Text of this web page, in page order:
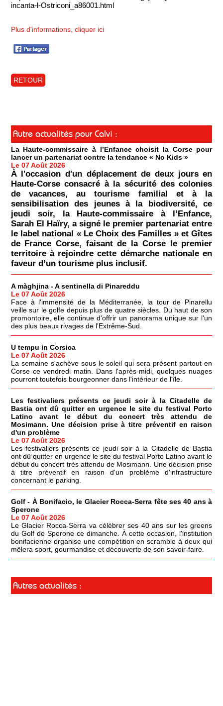
incanta-l-Ostriconi_a86001.html
Plus d'informations, cliquer ici
RETOUR
Autre actualités pour Calvi :
La Haute-commissaire à l’Enfance choisit la Corse pour
lancer un partenariat contre la tendance « No Kids »
Le 07 Août 2026
À l'occasion d'un déplacement de deux jours en
Haute-Corse consacré à la sécurité des colonies
de vacances, au tourisme familial et à la
sensibilisation des jeunes à la biodiversité, ce
jeudi soir, la Haute-commissaire à l’Enfance,
Sarah El Haïry, a signé le premier partenariat entre
le label national « Le Choix des Familles » et Gîtes
de France Corse, faisant de la Corse le premier
territoire à rejoindre cette démarche nationale en
faveur d’un tourisme plus inclusif.
A màghjina - A sentinella di Pinareddu
Le 07 Août 2026
Face à l'immensité de la Méditerranée, la tour de Pinarellu
veille sur le golfe depuis plus de quatre siècles. Du haut de son
promontoire, elle continue d'offrir un panorama unique sur l'un
des plus beaux rivages de l'Extrême-Sud.
U tempu in Corsica
Le 07 Août 2026
La semaine s'achève sous le soleil qui sera présent partout en
Corse ce vendredi matin. Dans l'après-midi, quelques nuages
pourront toutefois bourgeonner dans l'intérieur de l'île.
Les festivaliers présents ce jeudi soir à la Citadelle de
Bastia ont dû quitter en urgence le site du festival Porto
Latino avant le début du concert très attendu de
Mosimann. Une décision prise à titre préventif en raison
d'un problème
Le 07 Août 2026
Les festivaliers présents ce jeudi soir à la Citadelle de Bastia
ont dû quitter en urgence le site du festival Porto Latino avant le
début du concert très attendu de Mosimann. Une décision prise
à titre préventif en raison d'un problème d'infrastructure
concernant le parking.
Golf - À Bonifacio, le Glacier Rocca-Serra fête ses 40 ans à
Sperone
Le 07 Août 2026
Le Glacier Rocca-Serra va célébrer ses 40 ans sur les greens
du Golf de Sperone ce dimanche. À cette occasion, l'institution
bonifacienne organise une compétition en scramble à deux qui
mêlera sport, gourmandise et découverte de son savoir-faire.
Autres actualités :